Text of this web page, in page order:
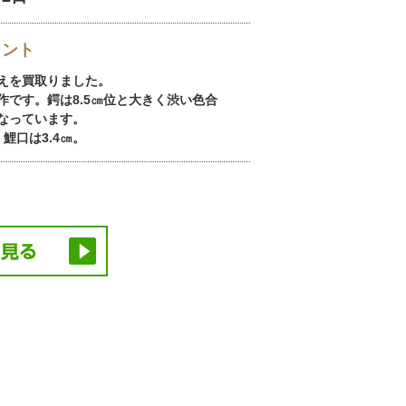
ト
買取りました。
です。鍔は8.5㎝位と大きく渋い色合
ています。
口は3.4㎝。